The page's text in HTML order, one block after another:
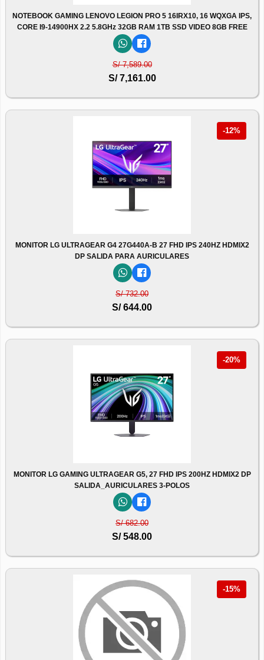
NOTEBOOK GAMING LENOVO LEGION PRO 5 16IRX10, 16 WQXGA IPS,
CORE I9-14900HX 2.2 5.8GHz 32GB RAM 1TB SSD VIDEO 8GB FREE
S/ 7,589.00
S/ 7,161.00
-12%
MONITOR LG ULTRAGEAR G4 27G440A-B 27 FHD IPS 240HZ HDMIX2
DP SALIDA PARA AURICULARES
S/ 732.00
S/ 644.00
-20%
MONITOR LG GAMING ULTRAGEAR G5, 27 FHD IPS 200HZ HDMIX2 DP
SALIDA_AURICULARES 3-POLOS
S/ 682.00
S/ 548.00
-15%